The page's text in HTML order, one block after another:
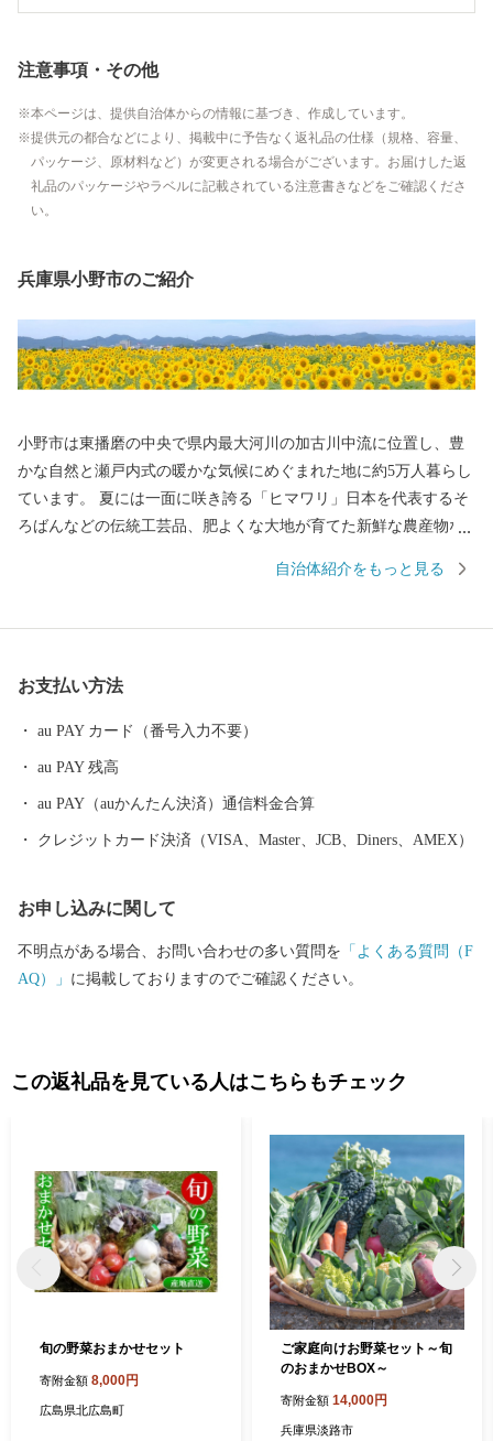
注意事項・その他
本ページは、提供自治体からの情報に基づき、作成しています。
提供元の都合などにより、掲載中に予告なく返礼品の仕様（規格、容量、
パッケージ、原材料など）が変更される場合がございます。お届けした返
礼品のパッケージやラベルに記載されている注意書きなどをご確認くださ
い。
兵庫県小野市のご紹介
小野市は東播磨の中央で県内最大河川の加古川中流に位置し、豊
かな自然と瀬戸内式の暖かな気候にめぐまれた地に約5万人暮らし
ています。 夏には一面に咲き誇る「ヒマワリ」日本を代表するそ
ろばんなどの伝統工芸品、肥よくな大地が育てた新鮮な農産物な
みいただいた新規寄附につきましては通常よりも対応にお時間を
（水）以降、順次発行・郵送いたします。 返礼品の配送：通常よ
りお届けにお時間をいただく場合がございます。 ご寄附をご検討
中の皆さまにはご不便をおかけいたしますが、何卒ご理解賜りま
自治体紹介をもっと見る
お支払い方法
au PAY カード（番号入力不要）
au PAY 残高
au PAY（auかんたん決済）通信料金合算
クレジットカード決済（VISA、Master、JCB、Diners、AMEX）
お申し込みに関して
不明点がある場合、お問い合わせの多い質問を 「よくある質問（F
AQ）」 に掲載しておりますのでご確認ください。
この返礼品を見ている人はこちらもチェック
旬の野菜おまかせセット
寄附金額 8,000円
広島県北広島町
ご家庭向けお野菜セット～旬
のおまかせBOX～
寄附金額 14,000円
兵庫県淡路市